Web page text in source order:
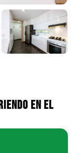
EN EL